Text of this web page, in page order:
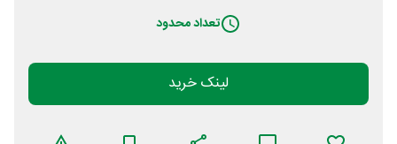
تعداد محدود
لینک خرید